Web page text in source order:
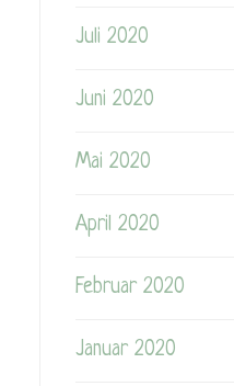
Juli 2020
Juni 2020
Mai 2020
April 2020
Februar 2020
Januar 2020